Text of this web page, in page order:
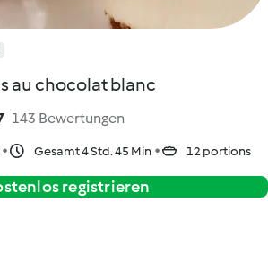
au chocolat blanc
143 Bewertungen
Gesamt 4 Std. 45 Min 12 portions
registrieren